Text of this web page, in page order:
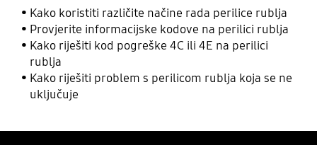
Kako koristiti različite načine rada perilice rublja
Provjerite informacijske kodove na perilici rublja
Kako riješiti kod pogreške 4C ili 4E na perilici
rublja
Kako riješiti problem s perilicom rublja koja se ne
uključuje